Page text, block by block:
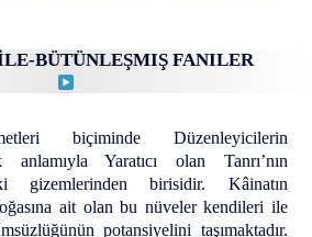
BÜTÜNLEŞMIŞ FANILER
biçiminde Düzenleyicilerin
anlamıyla Yaratıcı olan Tanrı’nın
gizemlerinden birisidir. Kâinatın
ait olan bu nüveler kendileri ile
potansiyelini taşımaktadır.